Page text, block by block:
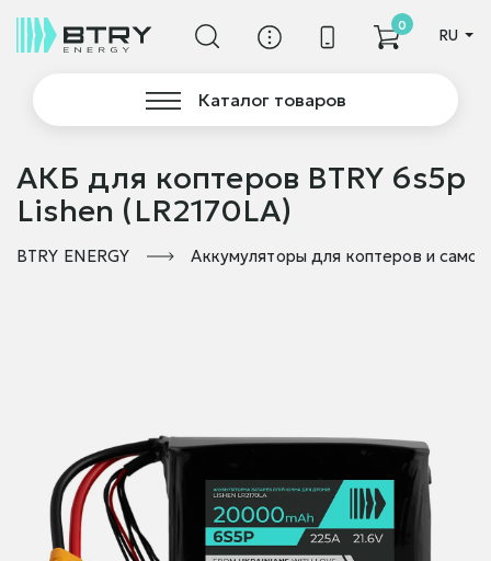
0
RU
Каталог товаров
АКБ для коптеров BTRY 6s5p
Lishen (LR2170LA)
BTRY ENERGY Аккумуляторы для коптеров и